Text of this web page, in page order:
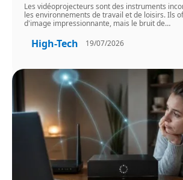
Les vidéoprojecteurs sont des instruments
les environnements de travail et de loisirs. Ils
d'image impressionnante, mais le bruit de…
High-Tech 19/07/2026